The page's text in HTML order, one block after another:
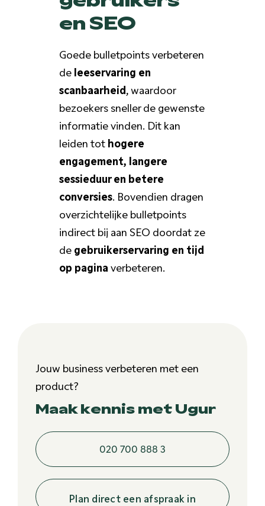
en SEO
Goede bulletpoints verbeteren
deleeservaring en
scanbaarheid, waardoor
bezoekers sneller de gewenste
informatie vinden. Dit kan
leiden tothogere
engagement, langere
sessieduur en betere
conversies. Bovendien dragen
overzichtelijke bulletpoints
indirect bij aan SEO doordat ze
degebruikerservaring en tijd
op paginaverbeteren.
Jouw business verbeteren met een
product?
Maak kennis met Ugur
020 700 888 3
Plan direct een afspraak in